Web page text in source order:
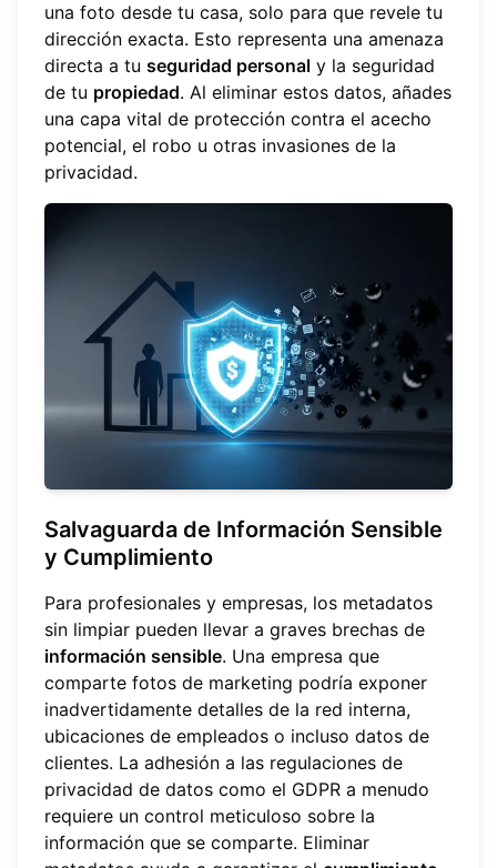
una foto desde tu casa, solo para que revele tu
dirección exacta. Esto representa una amenaza
directa a tu seguridad personal y la seguridad
de tu propiedad. Al eliminar estos datos, añades
una capa vital de protección contra el acecho
potencial, el robo u otras invasiones de la
privacidad.
Salvaguarda de Información Sensible
y Cumplimiento
Para profesionales y empresas, los metadatos
sin limpiar pueden llevar a graves brechas de
información sensible. Una empresa que
comparte fotos de marketing podría exponer
inadvertidamente detalles de la red interna,
ubicaciones de empleados o incluso datos de
clientes. La adhesión a las regulaciones de
privacidad de datos como el GDPR a menudo
requiere un control meticuloso sobre la
información que se comparte. Eliminar